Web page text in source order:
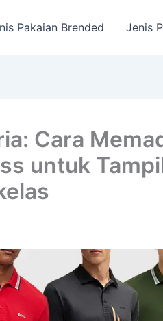
Pakaian Brended Jenis
Cara
untuk